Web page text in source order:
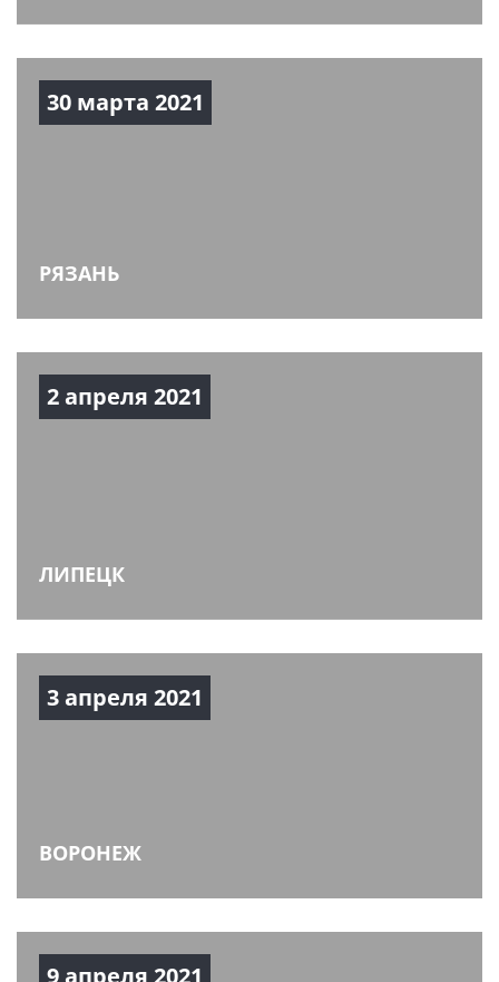
30 марта 2021
РЯЗАНЬ
2 апреля 2021
ЛИПЕЦК
3 апреля 2021
ВОРОНЕЖ